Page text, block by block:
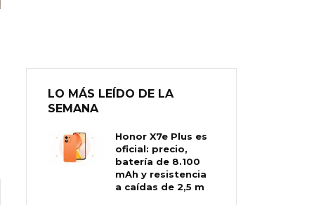
LO MÁS LEÍDO DE LA
SEMANA
Honor X7e Plus es
oficial: precio,
batería de 8.100
mAh y resistencia
a caídas de 2,5 m